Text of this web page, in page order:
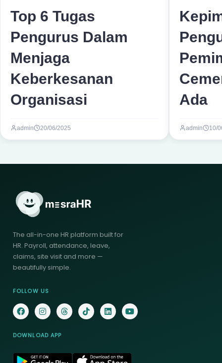
Top 6 Tugas
Pengurus Dalam
Menjaga
Keberkesanan
Organisasi
admin 20/06/2025
Ada
admin 10/
The all-in-one HR platform built for
HR. Payroll, attendance, leave,
claims, site visit and more —
beautifully simple.
FOLLOW US
DOWNLOAD APP